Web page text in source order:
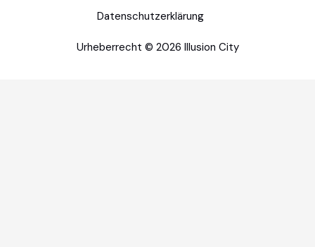
Datenschutzerklärung
Urheberrecht © 2026 Illusion City